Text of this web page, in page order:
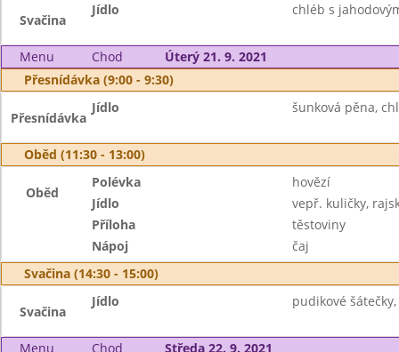
Svačina
Jídlo chléb s
Menu Chod
Úterý 21. 9. 2021
Přesnídávka (9:00 - 9:30)
Přesnídávka
Jídlo šunková pěna,
Oběd (11:30 - 13:00)
Oběd
Polévka
hovězí
Jídlo
vepř. kuličky,
Příloha
těstoviny
Nápoj
čaj
Svačina (14:30 - 15:00)
Svačina
Jídlo pudikové
Menu Chod
Středa 22. 9. 2021